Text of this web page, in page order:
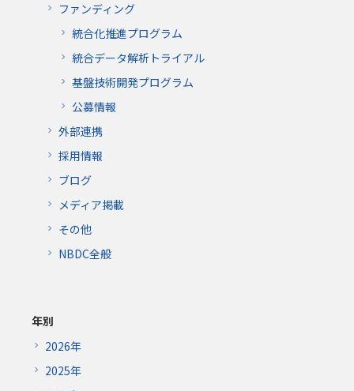
ファンディング
統合化推進プログラム
統合データ解析トライアル
基盤技術開発プログラム
公募情報
外部連携
採用情報
ブログ
メディア掲載
その他
NBDC全般
年別
2026年
2025年